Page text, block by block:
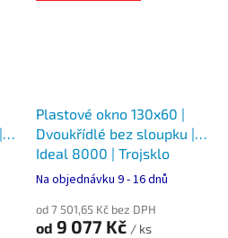
Plastové okno 130x60 |
Dvoukřídlé bez sloupku |
Ideal 8000 | Trojsklo
Na objednávku 9 - 16 dnů
od 7 501,65 Kč bez DPH
od 9 077 Kč / ks